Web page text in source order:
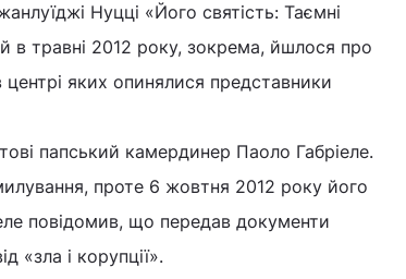
Нуцці «Його святість: Таємні
в травні 2012 року, зокрема, йшлося про
центрі яких опинялися представники
папський камердинер Паоло Габріеле.
проте 6 жовтня 2012 року його
повідомив, що передав документи
«зла і корупції».